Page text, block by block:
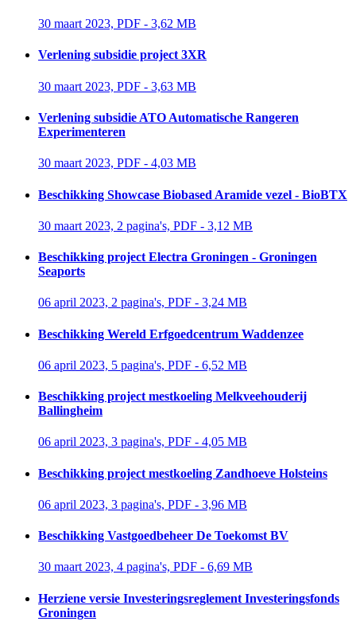
30 maart 2023, PDF - 3,62 MB
Verlening subsidie project 3XR
30 maart 2023, PDF - 3,63 MB
Verlening subsidie ATO Automatische Rangeren
Experimenteren
30 maart 2023, PDF - 4,03 MB
Beschikking Showcase Biobased Aramide vezel - BioBTX
30 maart 2023, 2 pagina's, PDF - 3,12 MB
Beschikking project Electra Groningen - Groningen
Seaports
06 april 2023, 2 pagina's, PDF - 3,24 MB
Beschikking Wereld Erfgoedcentrum Waddenzee
06 april 2023, 5 pagina's, PDF - 6,52 MB
Beschikking project mestkoeling Melkveehouderij
Ballingheim
06 april 2023, 3 pagina's, PDF - 4,05 MB
Beschikking project mestkoeling Zandhoeve Holsteins
06 april 2023, 3 pagina's, PDF - 3,96 MB
Beschikking Vastgoedbeheer De Toekomst BV
30 maart 2023, 4 pagina's, PDF - 6,69 MB
Herziene versie Investeringsreglement Investeringsfonds
Groningen